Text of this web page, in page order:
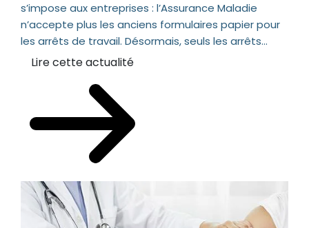
s’impose aux entreprises : l’Assurance Maladie
n’accepte plus les anciens formulaires papier pour
les arrêts de travail. Désormais, seuls les arrêts...
Lire cette actualité